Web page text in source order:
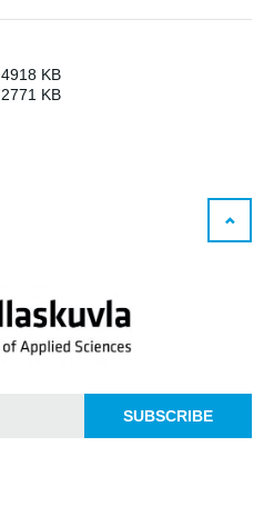
4918 KB
2771 KB